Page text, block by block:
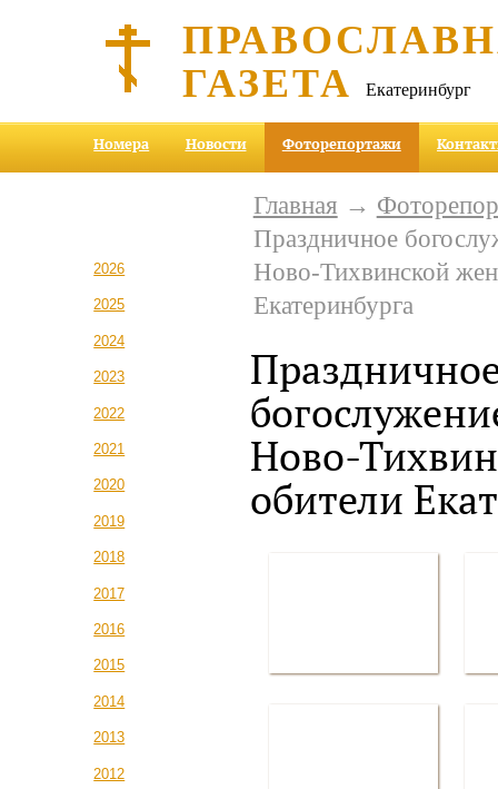
ГАЗЕТА Екатеринбург
Номера Новости Фоторепортажи
2026
2025
2024
2023
2022
2021
2020
2019
2018
2017
2016
2015
2014
2013
2012
Главная →
Праздничное
Ново-Тихвинской
Екатеринбурга
Ново-
обители